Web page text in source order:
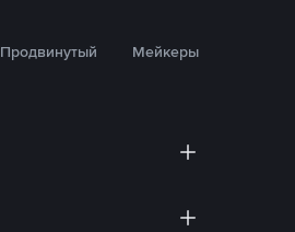
Продвинутый Мейкеры